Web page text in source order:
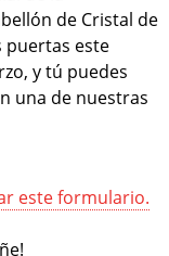
de Cristal de
puertas este
y tú puedes
una de nuestras
este formulario.